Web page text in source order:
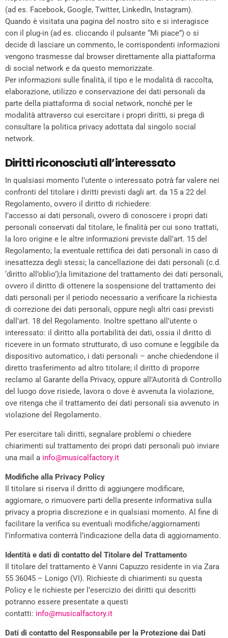
(ad es. Facebook, Google, Twitter, LinkedIn, Instagram).
Quando è visitata una pagina del nostro sito e si interagisce
con il plug-in (ad es. cliccando il pulsante “Mi piace”) o si
decide di lasciare un commento, le corrispondenti informazioni
vengono trasmesse dal browser direttamente alla piattaforma
di social network e da questo memorizzate.
Per informazioni sulle finalità, il tipo e le modalità di raccolta,
elaborazione, utilizzo e conservazione dei dati personali da
parte della piattaforma di social network, nonché per le
modalità attraverso cui esercitare i propri diritti, si prega di
consultare la politica privacy adottata dal singolo social
network.
Diritti riconosciuti all’interessato
In qualsiasi momento l’utente o interessato potrà far valere nei
confronti del titolare i diritti previsti dagli art. da 15 a 22 del
Regolamento, ovvero il diritto di richiedere:
l’accesso ai dati personali, ovvero di conoscere i propri dati
personali conservati dal titolare, le finalità per cui sono trattati,
la loro origine e le altre informazioni previste dall’art. 15 del
Regolamento; la eventuale rettifica dei dati personali in caso di
inesattezza degli stessi; la cancellazione dei dati personali (c.d.
‘diritto all’oblio’);la limitazione del trattamento dei dati personali,
ovvero il diritto di ottenere la sospensione del trattamento dei
dati personali per il periodo necessario a verificare la richiesta
di correzione dei dati personali, oppure negli altri casi previsti
dall’art. 18 del Regolamento. Inoltre spettano all’utente o
interessato: il diritto alla portabilità dei dati, ossia il diritto di
ricevere in un formato strutturato, di uso comune e leggibile da
dispositivo automatico, i dati personali – anche chiedendone il
diretto trasferimento ad altro titolare; il diritto di proporre
reclamo al Garante della Privacy, oppure all’Autorità di Controllo
del luogo dove risiede, lavora o dove è avvenuta la violazione,
ove ritenga che il trattamento dei dati personali sia avvenuto in
violazione del Regolamento.
Per esercitare tali diritti, segnalare problemi o chiedere
chiarimenti sul trattamento dei propri dati personali può inviare
una mail a info@musicalfactory.it
Modifiche alla Privacy Policy
Il titolare si riserva il diritto di aggiungere modificare,
aggiornare, o rimuovere parti della presente informativa sulla
privacy a propria discrezione e in qualsiasi momento. Al fine di
facilitare la verifica su eventuali modifiche/aggiornamenti
l’informativa conterrà l’indicazione della data di aggiornamento.
Identità e dati di contatto del Titolare del Trattamento
Il titolare del trattamento è Vanni Capuzzo residente in via Zara
55 36045 – Lonigo (VI). Richieste di chiarimenti su questa
Policy e le richieste per l’esercizio dei diritti qui descritti
potranno essere presentate a questi
contatti: info@musicalfactory.it
Dati di contatto del Responsabile per la Protezione dai Dati